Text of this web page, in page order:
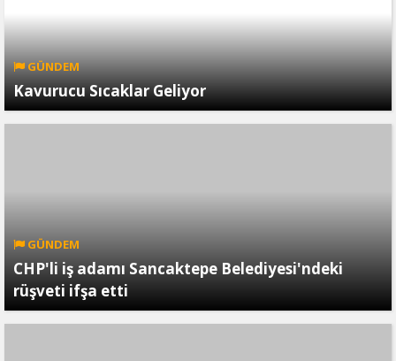
GÜNDEM
Kavurucu Sıcaklar Geliyor
GÜNDEM
CHP'li iş adamı Sancaktepe Belediyesi'ndeki
rüşveti ifşa etti